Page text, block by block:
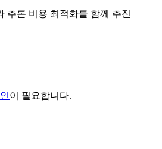
추론 비용 최적화를 함께 추진
이 필요합니다.